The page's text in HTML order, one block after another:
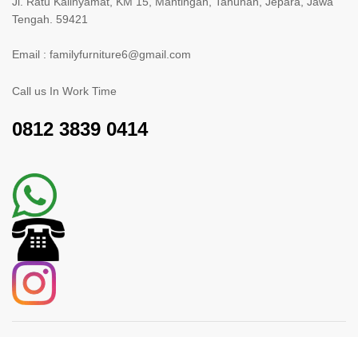
Tengah. 59421
Email : familyfurniture6@gmail.com
Call us In Work Time
0812 3839 0414